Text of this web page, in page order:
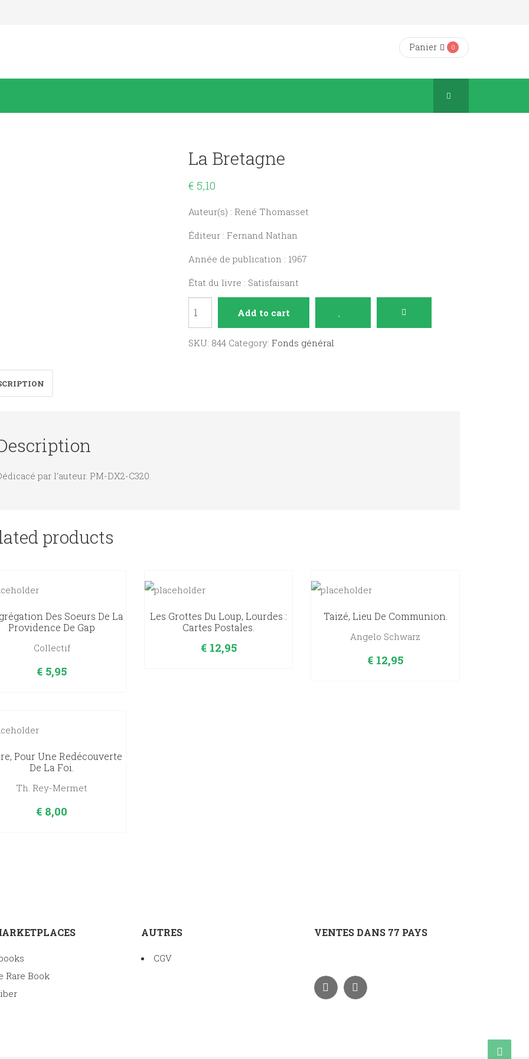
Panier 0
La Bretagne
€ 5,10
Auteur(s) : René Thomasset
Éditeur : Fernand Nathan
Année de publication : 1967
État du livre : Satisfaisant
quantity
Add to cart
SKU: 844 Category: Fonds général
par l’auteur. PM-DX2-C320.
products
Des Soeurs De La
Providence De Gap
Collectif
€ 5,95
Les Grottes Du Loup, Lourdes :
Cartes Postales.
€12,95
Taizé, Lieu De Communion.
Angelo Schwarz
€ 12,95
Pour Une Redécouverte
De La Foi.
Th. Rey-Mermet
€ 8,00
Rare Book
AUTRES
CGV
VENTES DANS 77 PAYS